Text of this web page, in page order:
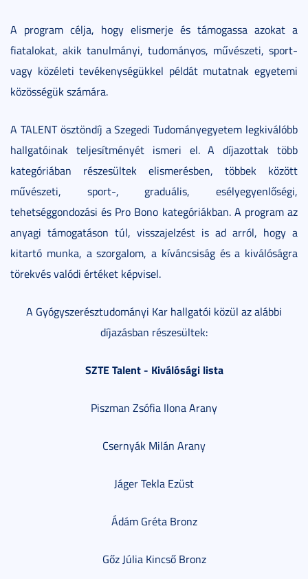
A program célja, hogy elismerje és támogassa azokat a
fiatalokat, akik tanulmányi, tudományos, művészeti, sport-
vagy közéleti tevékenységükkel példát mutatnak egyetemi
közösségük számára.
A TALENT ösztöndíj a Szegedi Tudományegyetem legkiválóbb
hallgatóinak teljesítményét ismeri el. A díjazottak több
kategóriában részesültek elismerésben, többek között
művészeti, sport-, graduális, esélyegyenlőségi,
tehetséggondozási és Pro Bono kategóriákban. A program az
anyagi támogatáson túl, visszajelzést is ad arról, hogy a
kitartó munka, a szorgalom, a kíváncsiság és a kiválóságra
törekvés valódi értéket képvisel.
A Gyógyszerésztudományi Kar hallgatói közül az alábbi
díjazásban részesültek:
SZTE Talent - Kiválósági lista
Piszman Zsófia Ilona Arany
Csernyák Milán Arany
Jáger Tekla Ezüst
Ádám Gréta Bronz
Gőz Júlia Kincső Bronz